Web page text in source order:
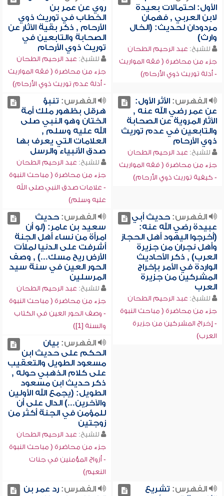
الأول: احتمالات بعيدة
لابن العربي , فهمان
مردودان لحديث: (الخال
وارث)
للشيخ: عبد الرحيم الطحان
جزء من محاضرة ( فقه المواريث
- أدلة توريث ذوي الأرحام)
روي عن عمر بن
الخطاب في توريث ذوي
الأرحام , ذكر بقية الآثار عن
الصحابة والتابعين في
توريث ذوي الأرحام
للشيخ: عبد الرحيم الطحان
جزء من محاضرة ( فقه المواريث
- أدلة عدم توريث ذوي الأرحام)
الفهرس:الأثر الأول:
عن عمر رضي الله عنه ,
الآثار المروية عن الصحابة
والتابعين في عدم توريث
ذوي الأرحام
للشيخ: عبد الرحيم الطحان
جزء من محاضرة ( فقه المواريث
- كيفية توريث ذوي الأرحام)
الفهرس: تنبؤ
هرقل بظهور ملك أمة
الختان وهو النبي صلى
الله عليه وسلم ,
العلامات التي يعرف بها
صدق الأنبياء والرسل
للشيخ: عبد الرحيم الطحان
جزء من محاضرة ( مباحث النبوة
- علامات صدق النبي صلى الله
عليه وسلم)
الفهرس:حديث أبي
عبيدة رضي الله عنه:
(أخرجوا اليهود أهل الحجاز
وأهل نجران من جزيرة
العرب) , ذكر الأحاديث
الواردة في الأمر بإخراج
المشركين من جزيرة
العرب
للشيخ: عبد الرحيم الطحان
جزء من محاضرة ( مباحث النبوة
- إخراج المشركين من جزيرة
العرب)
الفهرس:حديث
سعيد بن عامر: (لو أن
امرأة من نساء أهل الجنة
أشرفت على الدنيا لملأت
الأرض ريح مسك...) , وصف
الحور العين في سنة سيد
المرسلين
للشيخ: عبد الرحيم الطحان
جزء من محاضرة ( مباحث النبوة
- وصف الحور العين في الكتاب
والسنة [1])
الفهرس: بيان
الحكم على حديث ابن
مسعود الطويل والتعقيب
على كلام الذهبي حوله ,
ذكر حديث ابن مسعود
الطويل: (يجمع الله الأولين
والآخرين...) الدال على أن
للمؤمن في الجنة أكثر من
زوجتين
للشيخ: عبد الرحيم الطحان
جزء من محاضرة ( مباحث النبوة
- أزواج المؤمنين في جنات
النعيم)
الفهرس: تشريع
الفهرس:رد عمر بن